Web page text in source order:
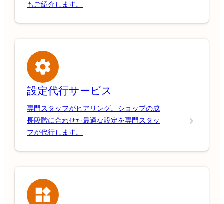
もご紹介します。
設定代行サービス
専門スタッフがヒアリング。ショップの成
長段階に合わせた最適な設定を専門スタッ
フが代行します。